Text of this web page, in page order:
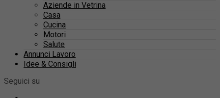
Aziende in Vetrina
Casa
Cucina
Motori
Salute
Annunci Lavoro
Idee & Consigli
Seguici su